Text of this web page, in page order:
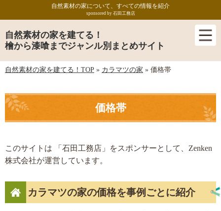
自然素材の家を建てる！
檜から漆喰までジャンル別まとめサイト
自然素材の家について、すべての情報を紹介
sponsored by 石田工務店
自然素材の家を建てる！TOP » カラマツの家 » 価格帯
価格帯
このサイトは 「石田工務店」をスポンサーとして、Zenken
株式会社が運営しています。
カラマツの家の価格を事例ごとに紹介